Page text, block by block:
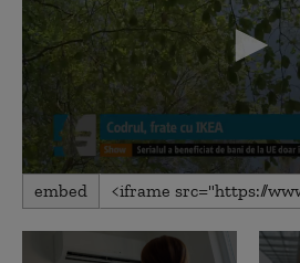
0
seconds
2
minutes,
embed